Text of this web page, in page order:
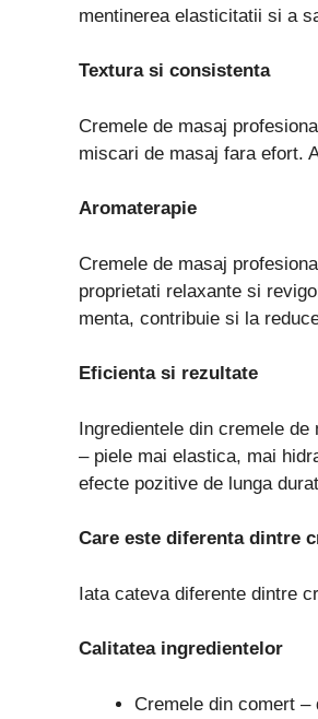
mentinerea elasticitatii si a
Textura si consistenta
Cremele de masaj
miscari de masaj fara efort.
Aromaterapie
Cremele de masaj
proprietati relaxante si
menta, contribuie si la
Eficienta si rezultate
Ingredientele din cremele
– piele mai elastica, mai
efecte pozitive de lunga
Care este diferenta dintre
Iata cateva diferente dintre
Calitatea ingredientelor
Cremele din comert